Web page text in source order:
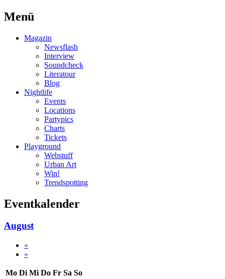
Menü
Magazin
Newsflash
Interview
Soundcheck
Literatour
Blog
Nightlife
Events
Locations
Partypics
Charts
Tickets
Playground
Webstuff
Urban Art
Win!
Trendspotting
Eventkalender
August
«
»
Mo Di Mi Do Fr Sa So